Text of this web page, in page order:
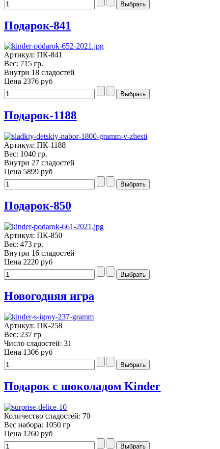
Подарок-841
Артикул: ПК-841
Вес: 715 гр.
Внутри 18 сладостей
Цена 2376 руб
Подарок-1188
Артикул: ПК-1188
Вес: 1040 гр.
Внутри 27 сладостей
Цена 5899 руб
Подарок-850
Артикул: ПК-850
Вес: 473 гр.
Внутри 16 сладостей
Цена 2220 руб
Новогодняя игра
Артикул: ПК-258
Вес: 237 гр
Число сладостей: 31
Цена 1306 руб
Подарок с шоколадом Kinder
Количество сладостей: 70
Вес набора: 1050 гр
Цена 1260 руб